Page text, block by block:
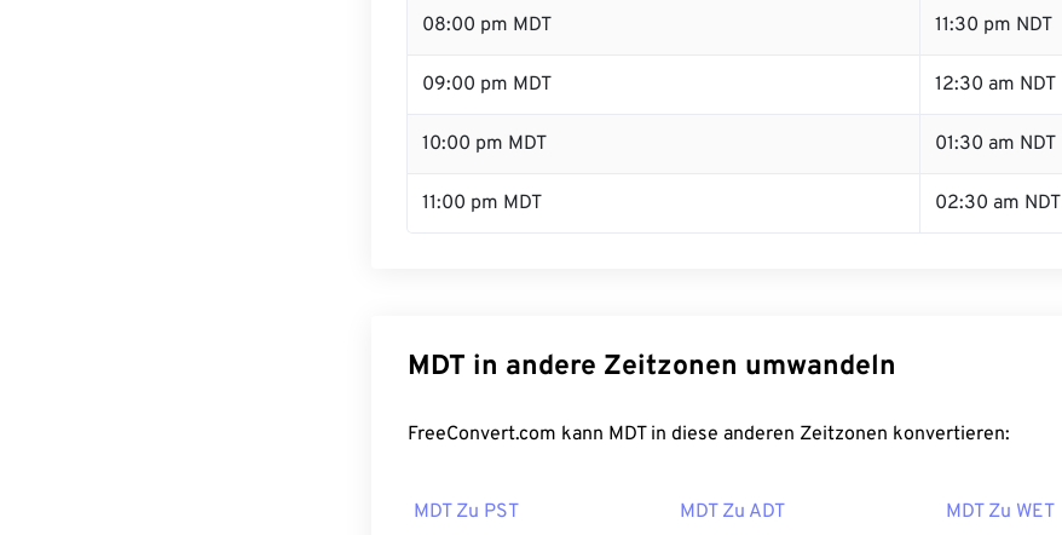
08:00 pm MDT 11:30 pm NDT
09:00 pm MDT 12:30 am NDT
10:00 pm MDT 01:30 am NDT
11:00 pm MDT 02:30 am NDT
MDT in andere Zeitzonen umwandeln
FreeConvert.com kann MDT in diese anderen Zeitzonen konvertieren:
MDT Zu PST MDT Zu ADT MDT Zu WET